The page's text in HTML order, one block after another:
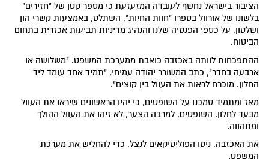
הציבור בישראל נחשף לעובדה המזעזעת כי מספר קטן של "חזירים"
בלשונו של אורוול בספרו "חוות החיות", השתלט, באמצעות קשרי הון
ושלטון, על כספי הפנסיה שלנו והנהיג מדיניות תביעות אכזרית בתחום
הביטוח.
ההתפכחות לוותה באכזבה כואבת ממערכת המשפט. "משלושה או
ארבעה בחדר", כתב המשורר יהודה עמיחי, "תמיד אחד עומד ליד
החלון. מוכרח לראות את העוול בין קוצים".
מאז ומתמיד סמכנו על השופטים, כי יהיו הראשונים שיראו את העוול
מבעד לחלון. השופטים, למרבה הצער, לא זיהו את העוול ההולך
ומתהווה.
את האכזבה, ניסו הפוליטיקאים לנצל, כדי להחליש את מערכת
המשפט.